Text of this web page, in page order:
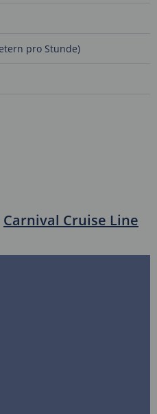
pro Stunde)
Carnival Cruise Line